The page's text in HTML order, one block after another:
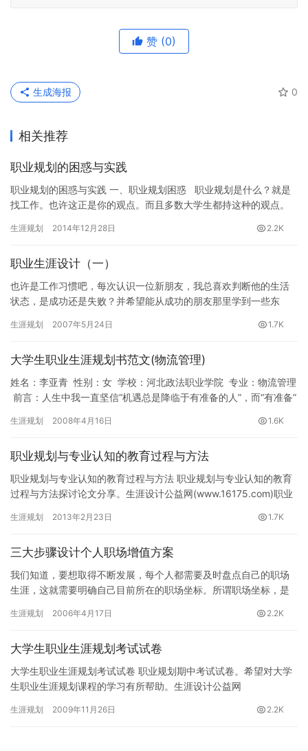
赞 (0)
0
生成海报
相关推荐
职业规划的困惑与实践
职业规划的困惑与实践 一、职业规划困惑 职业规划是什么？就是
找工作。也许这正是你的观点。而且多数大学生都持这种的观点。
生涯规划 2014年12月28日 2.2K
职业生涯设计（一）
也许是工作习惯吧，每次认识一位新朋友，我总喜欢判断他的生活
状态，是成功还是失败？并希望能从成功的朋友那里学到一些东
“生…
生涯规划 2007年5月24日 1.7K
大学生职业生涯规划书范文(物流管理)
姓名：李亚青 性别：女 学校：河北政法职业学院 专业：物流管理
前言：人生中我一直坚信“机遇总是降临于有准备的人”，而“有准备”
生涯规划 2008年4月16日 1.6K
职业规划与专业认知的教育过程与方法
职业规划与专业认知的教育过程与方法 职业规划与专业认知的教育
过程与方法探讨论文分享。生涯设计公益网(www.16175.com)职业
生涯规划 2013年2月23日 1.7K
三大步骤设计个人职场增值方案
我们知道，要想取得不断发展，每个人都需要及时盘点自己的职场
生涯，这就需要明确自己目前所在的职场坐标。所谓职场坐标，是
己与未…
生涯规划 2006年4月17日 2.2K
大学生职业生涯规划考试试卷
大学生职业生涯规划考试试卷 职业规划期中考试试卷。希望对大学
生职业生涯规划课程的学习有所帮助。生涯设计公益网
生涯规划 2009年11月26日 2.2K